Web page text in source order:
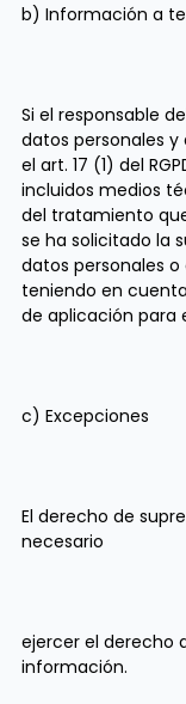
b) Información a
Si el responsable
datos personales
el art. 17 (1) del
incluidos medios
del tratamiento
se ha solicitado la
datos personales
teniendo en
de aplicación para
c) Excepciones
El derecho de
necesario
ejercer el derecho
información.